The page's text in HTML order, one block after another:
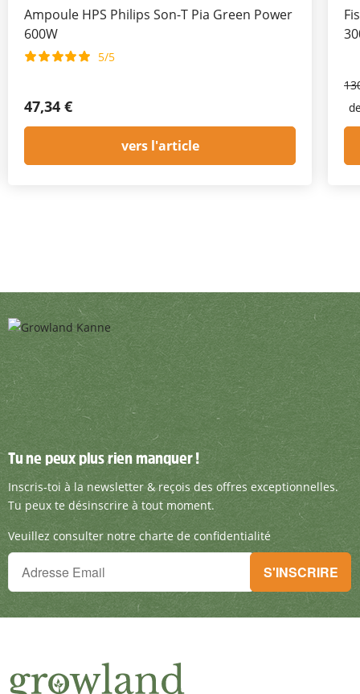
Ampoule HPS Philips Son-T Pia Green Power
600W
5/5
47,34 €
vers l'article
Tu ne peux plus rien manquer !
Inscris-toi à la newsletter & reçois des offres
Tu ne peux plus rien manquer !
Inscris-toi à la newsletter & reçois des offres exceptionnelles.
Tu peux te désinscrire à tout moment.
Veuillez consulter notre charte de confidentialité
Tu ne peux plus rien manquer !
Inscris-toi à la newsletter & reçois des offres exceptionnelles.
S'INSCRIRE